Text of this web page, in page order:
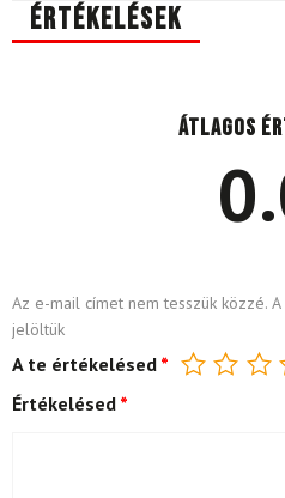
Értékelések
Átlagos
Az e-mail címet nem tesszük közzé.
jelöltük
A te értékelésed *
Értékelésed *